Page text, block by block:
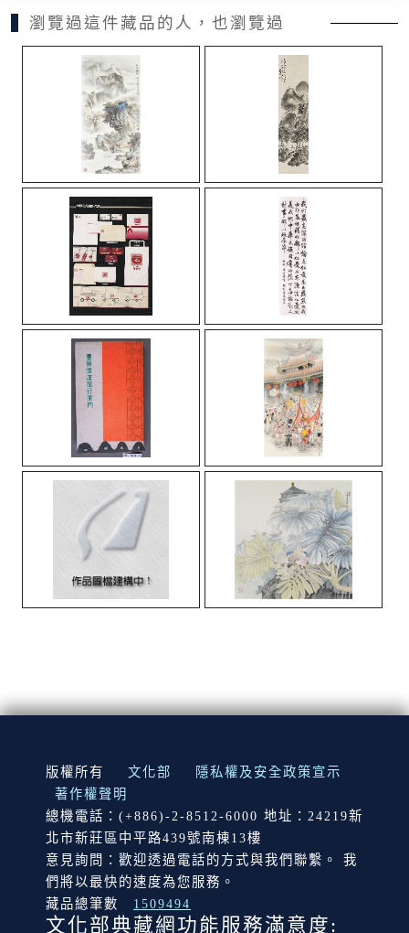
瀏覽過這件藏品的人，也瀏覽過
:::
版權所有 文化部
隱私權及安全政策宣示
著作權聲明
總機電話：(+886)-2-8512-6000 地址：24219新
北市新莊區中平路439號南棟13樓
意見詢問：歡迎透過電話的方式與我們聯繫。 我
們將以最快的速度為您服務。
藏品總筆數
1509494
文化部典藏網功能服務滿意度: